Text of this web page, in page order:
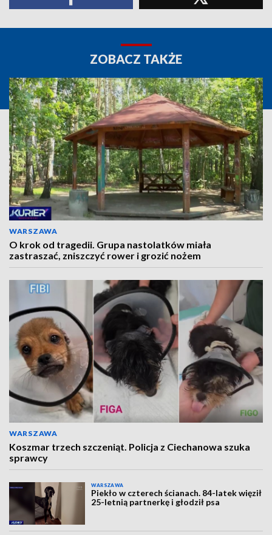
ZOBACZ TAKŻE
WARSZAWA
O krok od tragedii. Grupa nastolatków miała
zastraszać, zniszczyć rower i grozić nożem
WARSZAWA
Koszmar trzech szczeniąt. Policja z Ciechanowa szuka
sprawcy
WARSZAWA
Piekło w czterech ścianach. 84-latek więził
25-letnią partnerkę i głodził psa